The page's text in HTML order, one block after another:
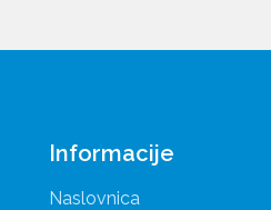
Informacije
Naslovnica